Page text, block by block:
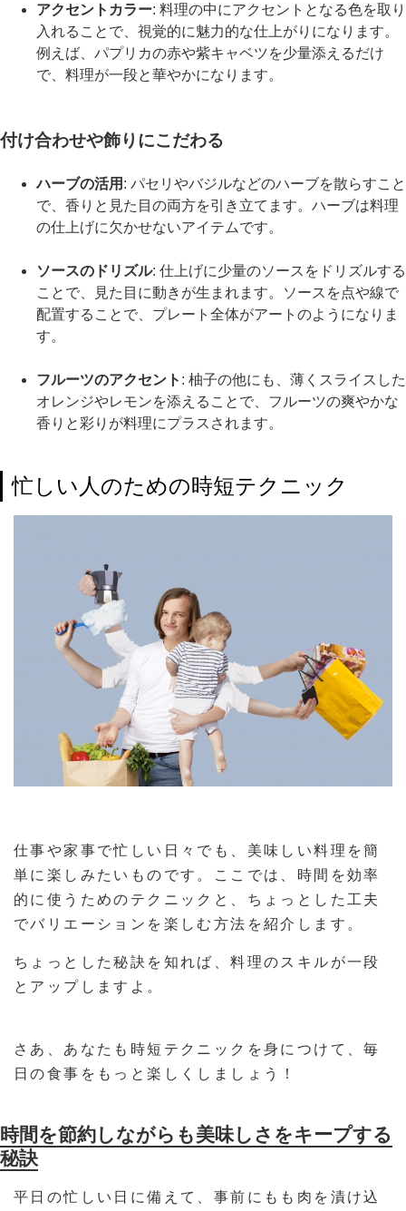
アクセントカラー: 料理の中にアクセントとなる色を取り
入れることで、視覚的に魅力的な仕上がりになります。
例えば、パプリカの赤や紫キャベツを少量添えるだけ
で、料理が一段と華やかになります。
付け合わせや飾りにこだわる
ハーブの活用 : パセリやバジルなどのハーブを散らすこと
で、香りと見た目の両方を引き立てます。ハーブは料理
の仕上げに欠かせないアイテムです。
ソースのドリズル: 仕上げに少量のソースをドリズルする
ことで、見た目に動きが生まれます。ソースを点や線で
配置することで、プレート全体がアートのようになりま
す。
フルーツのアクセント : 柚子の他にも、薄くスライスした
オレンジやレモンを添えることで、フルーツの爽やかな
香りと彩りが料理にプラスされます。
忙しい人のための時短テクニック
仕事や家事で忙しい日々でも、美味しい料理を簡
単に楽しみたいものです。ここでは、時間を効率
的に使うためのテクニックと、ちょっとした工夫
でバリエーションを楽しむ方法を紹介します。
ちょっとした秘訣を知れば、料理のスキルが一段
とアップしますよ。
さあ、あなたも時短テクニックを身につけて、毎
日の食事をもっと楽しくしましょう！
時間を節約しながらも美味しさをキープする
秘訣
平日の忙しい日に備えて、事前にもも肉を漬け込